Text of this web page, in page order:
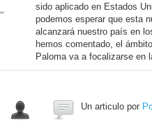
sido aplicado en Estados
podemos esperar que esta
alcanzará nuestro país en
hemos comentado, el
Paloma va a focalizarse
Un articulo por